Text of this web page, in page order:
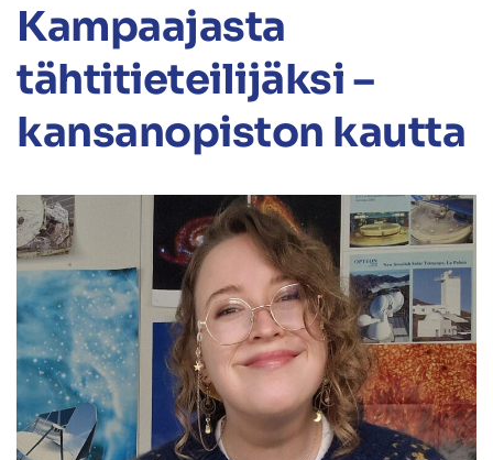
Kampaajasta
tähtitieteilijäksi –
kansanopiston kautta